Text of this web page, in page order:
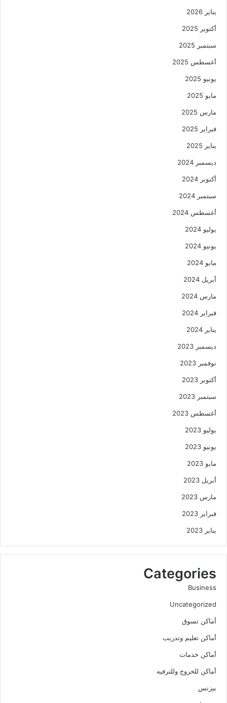
يناير 2026
أكتوبر 2025
سبتمبر 2025
أغسطس 2025
يونيو 2025
مايو 2025
مارس 2025
فبراير 2025
يناير 2025
ديسمبر 2024
أكتوبر 2024
سبتمبر 2024
أغسطس 2024
يوليو 2024
يونيو 2024
مايو 2024
أبريل 2024
مارس 2024
فبراير 2024
يناير 2024
ديسمبر 2023
نوفمبر 2023
أكتوبر 2023
سبتمبر 2023
أغسطس 2023
يوليو 2023
يونيو 2023
مايو 2023
أبريل 2023
مارس 2023
فبراير 2023
يناير 2023
Categories
Business
Uncategorized
أماكن تسوق
أماكن تعليم وتدريب
أماكن خدمات
أماكن للخروج وللترفيه
بيزنس